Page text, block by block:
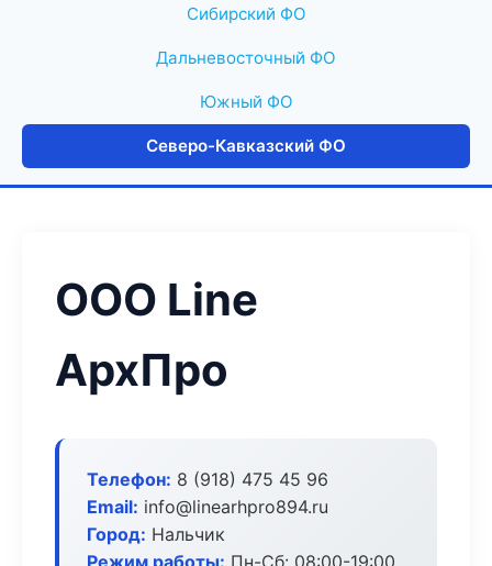
Сибирский ФО
Дальневосточный ФО
Южный ФО
Северо-Кавказский ФО
ООО Line
АрхПро
Телефон: 8 (918) 475 45 96
Email: info@linearhpro894.ru
Город: Нальчик
Режим работы: Пн-Сб: 08:00-19:00